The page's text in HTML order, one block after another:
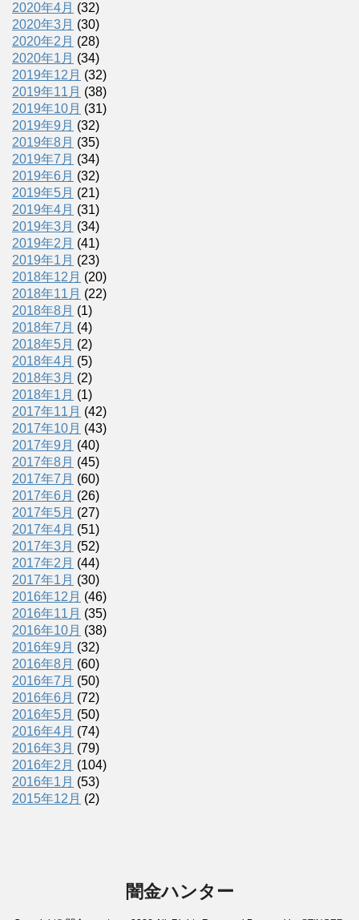
2020年4月 (32)
2020年3月 (30)
2020年2月 (28)
2020年1月 (34)
2019年12月 (32)
2019年11月 (38)
2019年10月 (31)
2019年9月 (32)
2019年8月 (35)
2019年7月 (34)
2019年6月 (32)
2019年5月 (21)
2019年4月 (31)
2019年3月 (34)
2019年2月 (41)
2019年1月 (23)
2018年12月 (20)
2018年11月 (22)
2018年8月 (1)
2018年7月 (4)
2018年5月 (2)
2018年4月 (5)
2018年3月 (2)
2018年1月 (1)
2017年11月 (42)
2017年10月 (43)
2017年9月 (40)
2017年8月 (45)
2017年7月 (60)
2017年6月 (26)
2017年5月 (27)
2017年4月 (51)
2017年3月 (52)
2017年2月 (44)
2017年1月 (30)
2016年12月 (46)
2016年11月 (35)
2016年10月 (38)
2016年9月 (32)
2016年8月 (60)
2016年7月 (50)
2016年6月 (72)
2016年5月 (50)
2016年4月 (74)
2016年3月 (79)
2016年2月 (104)
2016年1月 (53)
2015年12月 (2)
闇金ハンター